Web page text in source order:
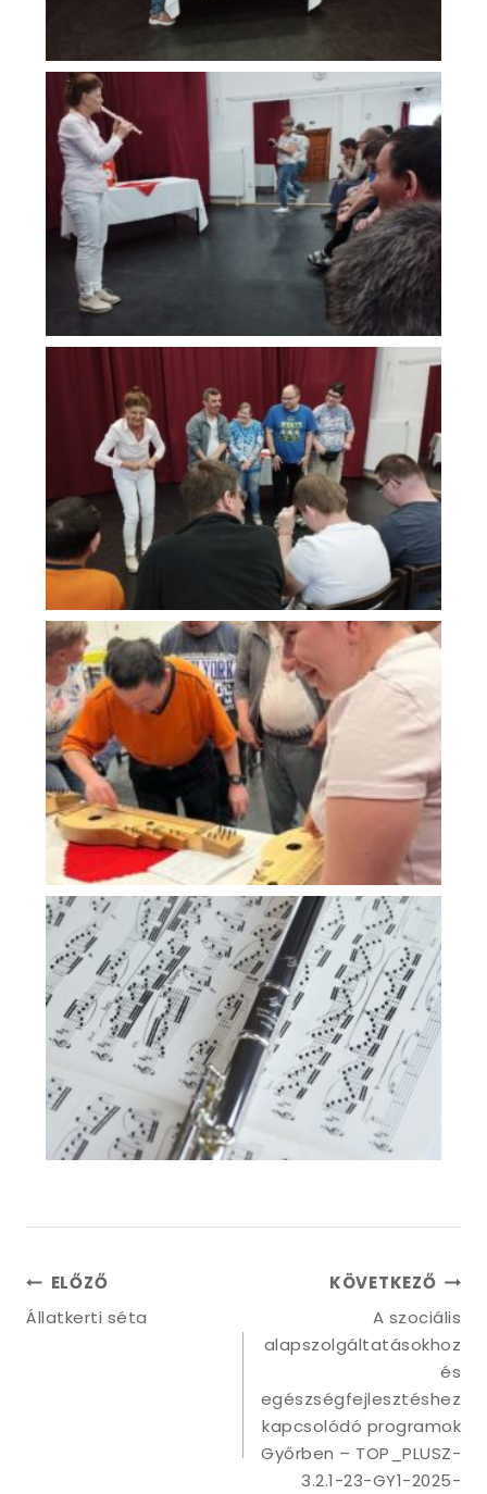
ELŐZŐ
Állatkerti séta
KÖVETKEZŐ
A szociális
alapszolgáltatásokhoz
és
egészségfejlesztéshez
kapcsolódó programok
Győrben – TOP_PLUSZ-
3.2.1-23-GY1-2025-